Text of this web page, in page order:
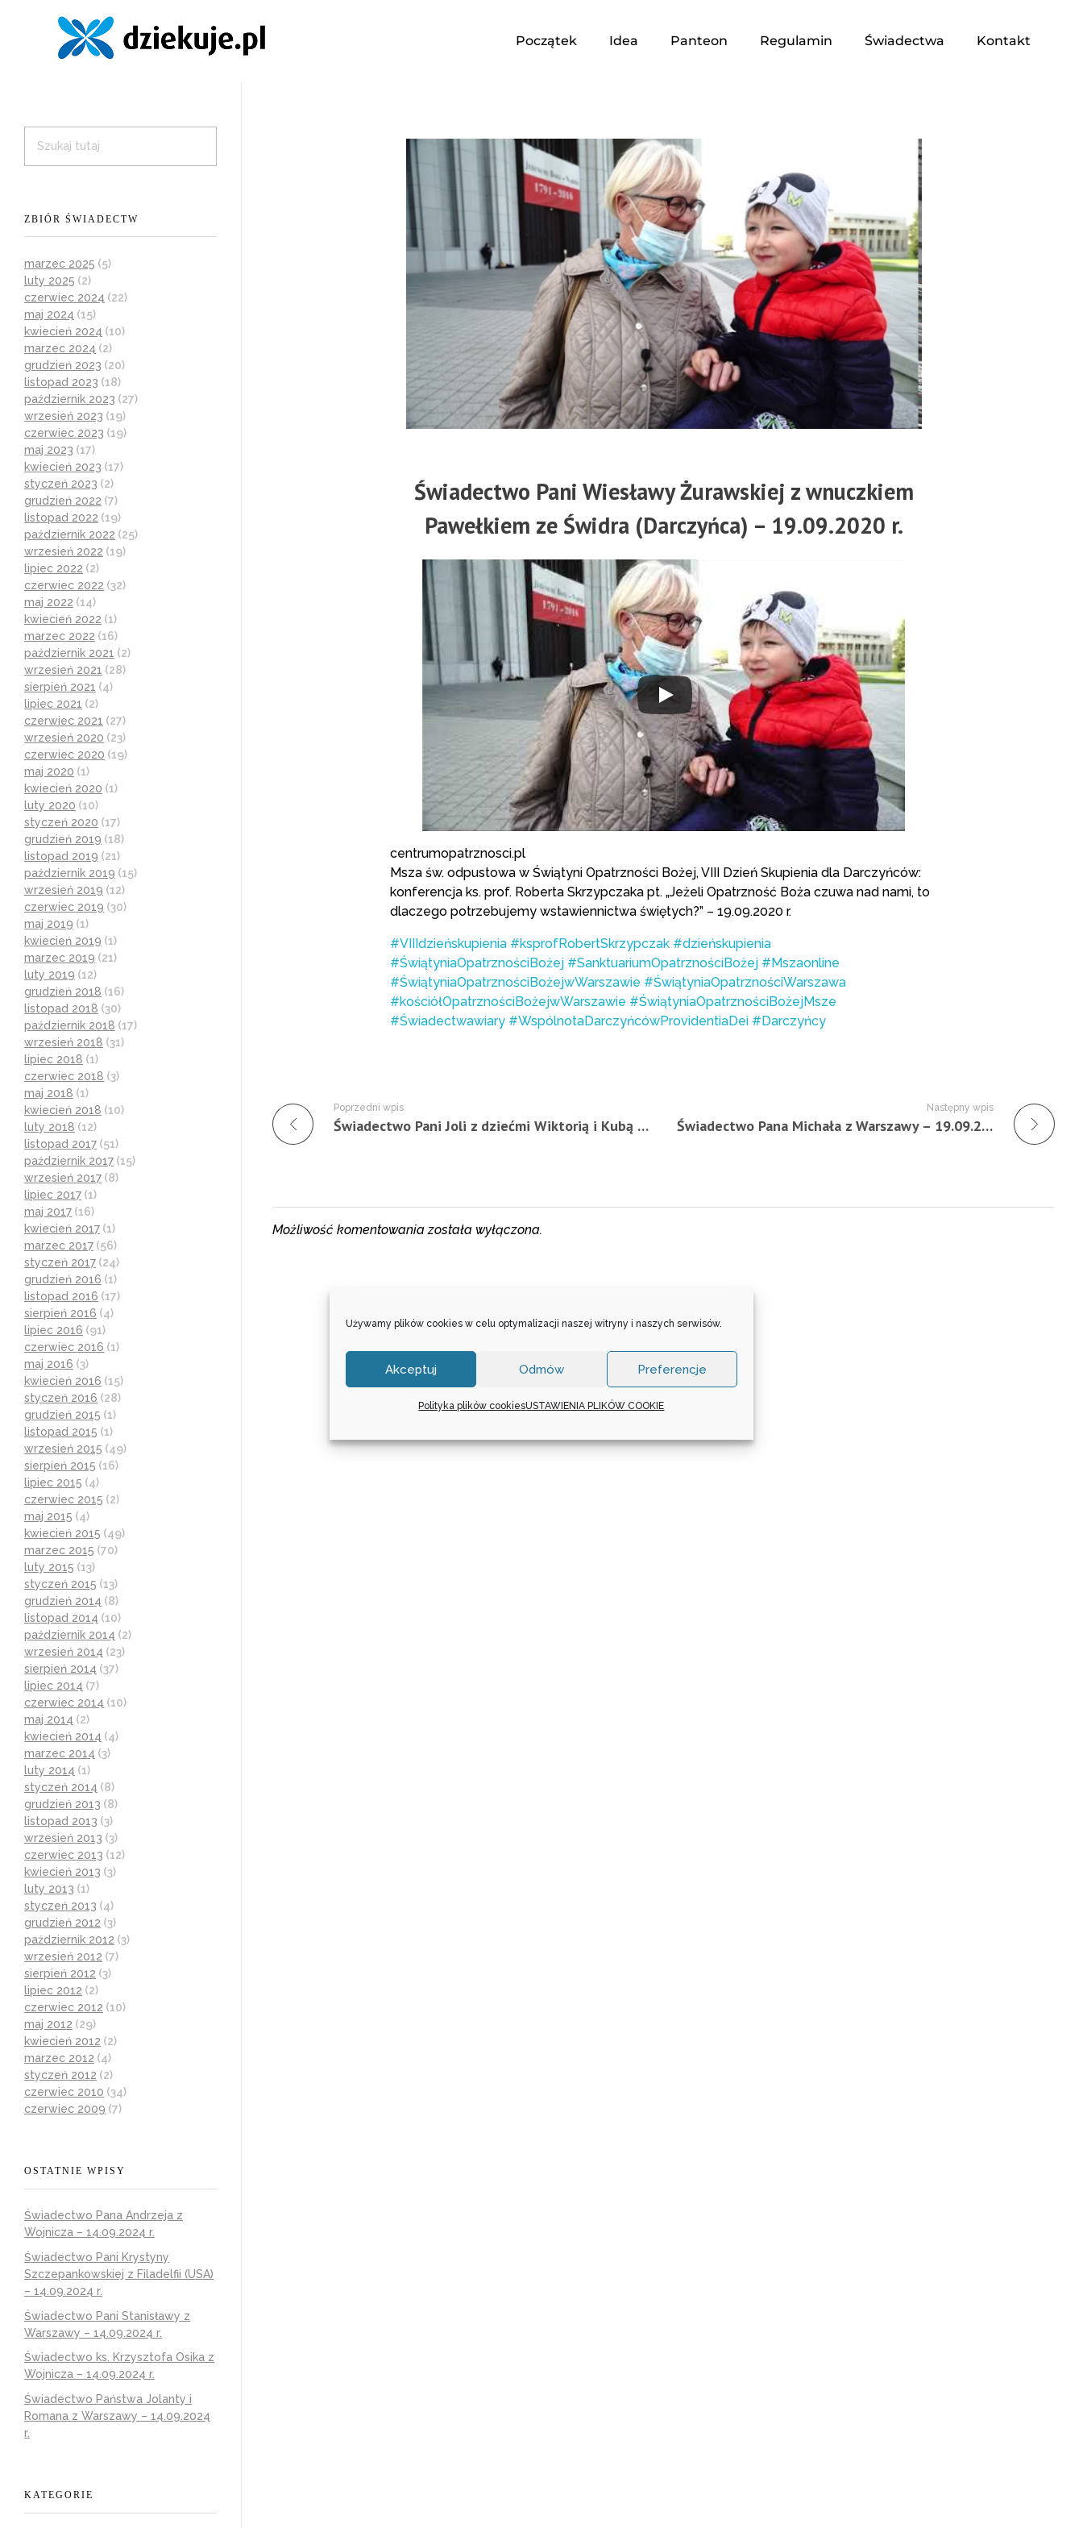
Używamy plików cookies w celu optymalizacji naszej witryny i naszych serwisów.
Akceptuj Odmów Preferencje
Polityka plików cookiesUSTAWIENIA PLIKÓW COOKIE
Początek Idea Panteon Regulamin Świadectwa Kontakt
Świadectwo Pani Wiesławy Żurawskiej z wnuczkiem
Pawełkiem ze Świdra (Darczyńca) – 19.09.2020 r.
centrumopatrznosci.pl
Msza św. odpustowa w Świątyni Opatrzności Bożej, VIII Dzień Skupienia dla Darczyńców:
konferencja ks. prof. Roberta Skrzypczaka pt. „Jeżeli Opatrzność Boża czuwa nad nami, to
dlaczego potrzebujemy wstawiennictwa świętych?” – 19.09.2020 r.
#VIIIdzieńskupienia #ksprofRobertSkrzypczak #dzieńskupienia
#ŚwiątyniaOpatrznościBożej #SanktuariumOpatrznościBożej #Mszaonline
#ŚwiątyniaOpatrznościBożejwWarszawie #ŚwiątyniaOpatrznościWarszawa
#kościółOpatrznościBożejwWarszawie #ŚwiątyniaOpatrznościBożejMsze
#Świadectwawiary #WspólnotaDarczyńcówProvidentiaDei #Darczyńcy
Poprzedni wpis
Świadectwo Pani Joli z dziećmi Wiktorią i Kubą z Warszawy – 19.09.2020 r.
Następny wpis
Świadectwo Pana Michała z Warszawy – 19.09.2020 r.
Możliwość komentowania została wyłączona.
ZBIÓR ŚWIADECTW
marzec 2025 (5)
luty 2025 (2)
czerwiec 2024 (22)
maj 2024 (15)
kwiecień 2024 (10)
marzec 2024 (2)
grudzień 2023 (20)
listopad 2023 (18)
październik 2023 (27)
wrzesień 2023 (19)
czerwiec 2023 (19)
maj 2023 (17)
kwiecień 2023 (17)
styczeń 2023 (2)
grudzień 2022 (7)
listopad 2022 (19)
październik 2022 (25)
wrzesień 2022 (19)
lipiec 2022 (2)
czerwiec 2022 (32)
maj 2022 (14)
kwiecień 2022 (1)
marzec 2022 (16)
październik 2021 (2)
wrzesień 2021 (28)
sierpień 2021 (4)
lipiec 2021 (2)
czerwiec 2021 (27)
wrzesień 2020 (23)
czerwiec 2020 (19)
maj 2020 (1)
kwiecień 2020 (1)
luty 2020 (10)
styczeń 2020 (17)
grudzień 2019 (18)
listopad 2019 (21)
październik 2019 (15)
wrzesień 2019 (12)
czerwiec 2019 (30)
maj 2019 (1)
kwiecień 2019 (1)
marzec 2019 (21)
luty 2019 (12)
grudzień 2018 (16)
listopad 2018 (30)
październik 2018 (17)
wrzesień 2018 (31)
lipiec 2018 (1)
czerwiec 2018 (3)
maj 2018 (1)
kwiecień 2018 (10)
luty 2018 (12)
listopad 2017 (51)
październik 2017 (15)
wrzesień 2017 (8)
lipiec 2017 (1)
maj 2017 (16)
kwiecień 2017 (1)
marzec 2017 (56)
styczeń 2017 (24)
grudzień 2016 (1)
listopad 2016 (17)
sierpień 2016 (4)
lipiec 2016 (91)
czerwiec 2016 (1)
maj 2016 (3)
kwiecień 2016 (15)
styczeń 2016 (28)
grudzień 2015 (1)
listopad 2015 (1)
wrzesień 2015 (49)
sierpień 2015 (16)
lipiec 2015 (4)
czerwiec 2015 (2)
maj 2015 (4)
kwiecień 2015 (49)
marzec 2015 (70)
luty 2015 (13)
styczeń 2015 (13)
grudzień 2014 (8)
listopad 2014 (10)
październik 2014 (2)
wrzesień 2014 (23)
sierpień 2014 (37)
lipiec 2014 (7)
czerwiec 2014 (10)
maj 2014 (2)
kwiecień 2014 (4)
marzec 2014 (3)
luty 2014 (1)
styczeń 2014 (8)
grudzień 2013 (8)
listopad 2013 (3)
wrzesień 2013 (3)
czerwiec 2013 (12)
kwiecień 2013 (3)
luty 2013 (1)
styczeń 2013 (4)
grudzień 2012 (3)
październik 2012 (3)
wrzesień 2012 (7)
sierpień 2012 (3)
lipiec 2012 (2)
czerwiec 2012 (10)
maj 2012 (29)
kwiecień 2012 (2)
marzec 2012 (4)
styczeń 2012 (2)
czerwiec 2010 (34)
czerwiec 2009 (7)
OSTATNIE WPISY
Świadectwo Pana Andrzeja z
Wojnicza – 14.09.2024 r.
Świadectwo Pani Krystyny
Szczepankowskiej z Filadelfii (USA)
– 14.09.2024 r.
Świadectwo Pani Stanisławy z
Warszawy – 14.09.2024 r.
Świadectwo ks. Krzysztofa Osika z
Wojnicza – 14.09.2024 r.
Świadectwo Państwa Jolanty i
Romana z Warszawy – 14.09.2024
r.
KATEGORIE